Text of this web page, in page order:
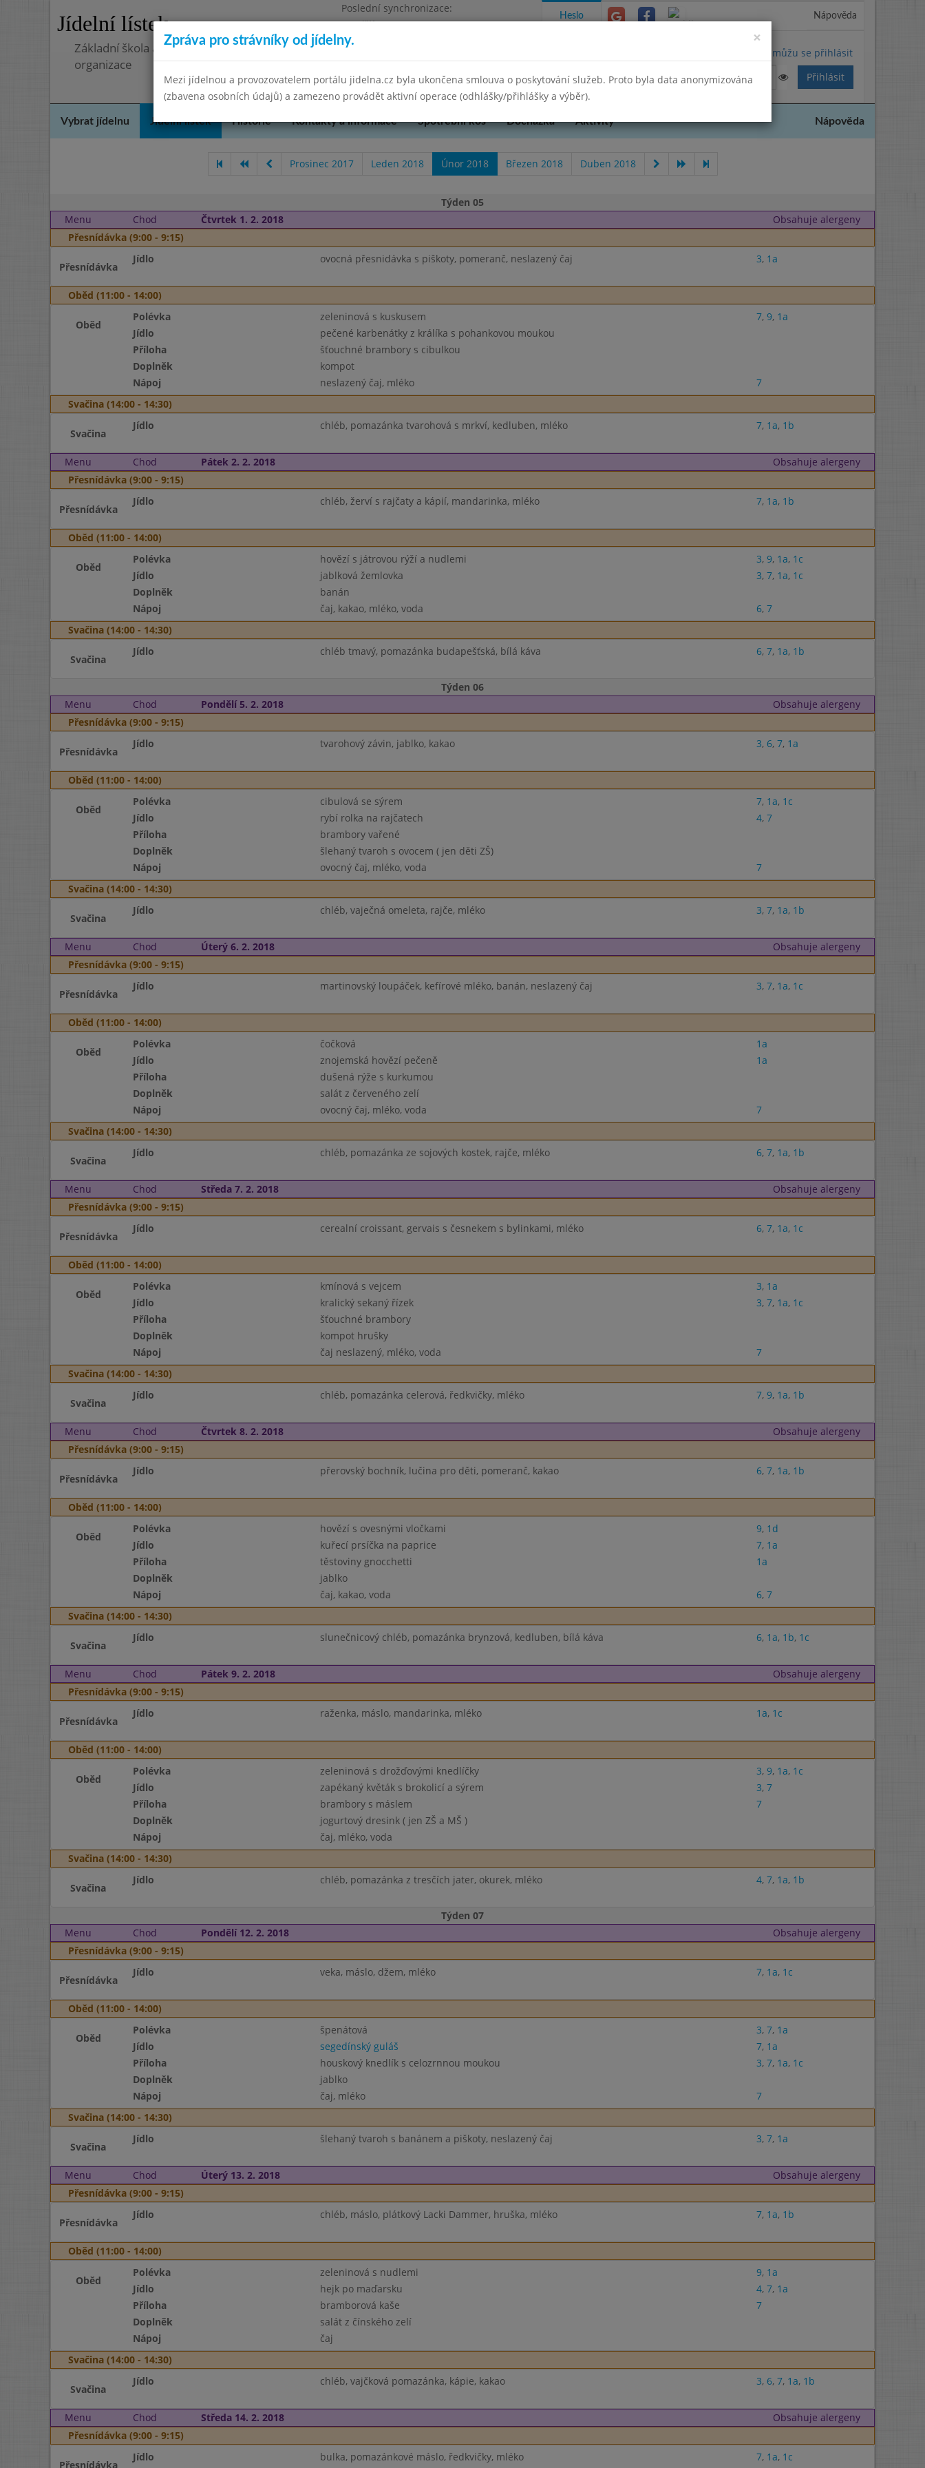
Jídelní lístek
Poslední synchronizace:
Pondělí 7.7.2025 9:58
Základní škola a mateřská škola, Pavlovice u Přerova, okres Přerov, příspěvková
organizace
Heslo Nápověda
Nemůžu se přihlásit
Vybrat jídelnu Jídelní lístek Historie Kontakty a informace Spotřební koš Docházka Aktivity Nápověda
Prosinec 2017 Leden 2018 Únor 2018 Březen 2018 Duben 2018
Týden 05
Menu
Chod Čtvrtek 1. 2. 2018
Obsahuje alergeny
Přesnídávka (9:00 - 9:15)
Přesnídávka
Jídlo ovocná přesnidávka s piškoty, pomeranč, neslazený čaj 3, 1a
Oběd (11:00 - 14:00)
Oběd
Polévka zeleninová s kuskusem 7, 9, 1a
Jídlo
pečené karbenátky z králíka s pohankovou moukou
Příloha
šťouchné brambory s cibulkou
Doplněk
kompot
Nápoj
neslazený čaj, mléko
7
Svačina (14:00 - 14:30)
Svačina
Jídlo chléb, pomazánka tvarohová s mrkví, kedluben, mléko 7, 1a, 1b
Menu Chod Pátek 2. 2. 2018
Obsahuje alergeny
Přesnídávka (9:00 - 9:15)
Přesnídávka
Jídlo chléb, žerví s rajčaty a kápií, mandarinka, mléko 7, 1a, 1b
Oběd (11:00 - 14:00)
Oběd
Polévka hovězí s játrovou rýží a nudlemi 3, 9, 1a, 1c
Jídlo
jablková žemlovka 3, 7, 1a, 1c
Doplněk
banán
Nápoj
čaj, kakao, mléko, voda 6, 7
Svačina (14:00 - 14:30)
Svačina
Jídlo chléb tmavý, pomazánka budapešťská, bílá káva 6, 7, 1a, 1b
Týden 06
Menu
Chod Pondělí 5. 2. 2018
Obsahuje alergeny
Přesnídávka (9:00 - 9:15)
Přesnídávka
Jídlo tvarohový závin, jablko, kakao 3, 6, 7, 1a
Oběd (11:00 - 14:00)
Oběd
Polévka cibulová se sýrem 7, 1a, 1c
Jídlo
rybí rolka na rajčatech 4, 7
Příloha
brambory vařené
Doplněk
šlehaný tvaroh s ovocem ( jen děti ZŠ)
Nápoj
ovocný čaj, mléko, voda
7
Svačina (14:00 - 14:30)
Svačina
Jídlo chléb, vaječná omeleta, rajče, mléko 3, 7, 1a, 1b
Menu Chod Úterý 6. 2. 2018
Obsahuje alergeny
Přesnídávka (9:00 - 9:15)
Přesnídávka
Jídlo martinovský loupáček, kefírové mléko, banán, neslazený čaj 3, 7, 1a, 1c
Oběd (11:00 - 14:00)
Oběd
Polévka čočková
1a
Jídlo
znojemská hovězí pečeně
1a
Příloha
dušená rýže s kurkumou
Doplněk
salát z červeného zelí
Nápoj
ovocný čaj, mléko, voda
7
Svačina (14:00 - 14:30)
Svačina
Jídlo chléb, pomazánka ze sojových kostek, rajče, mléko 6, 7, 1a, 1b
Menu Chod Středa 7. 2. 2018
Obsahuje alergeny
Přesnídávka (9:00 - 9:15)
Přesnídávka
Jídlo cerealní croissant, gervais s česnekem s bylinkami, mléko 6, 7, 1a, 1c
Oběd (11:00 - 14:00)
Oběd
Polévka kmínová s vejcem 3, 1a
Jídlo
kralický sekaný řízek 3, 7, 1a, 1c
Příloha
šťouchné brambory
Doplněk
kompot hrušky
Nápoj
čaj neslazený, mléko, voda
7
Svačina (14:00 - 14:30)
Svačina
Jídlo chléb, pomazánka celerová, ředkvičky, mléko 7, 9, 1a, 1b
Menu Chod Čtvrtek 8. 2. 2018
Obsahuje alergeny
Přesnídávka (9:00 - 9:15)
Přesnídávka
Jídlo přerovský bochník, lučina pro děti, pomeranč, kakao 6, 7, 1a, 1b
Oběd (11:00 - 14:00)
Oběd
Polévka hovězí s ovesnými vločkami 9, 1d
Jídlo
kuřecí prsíčka na paprice 7, 1a
Příloha
těstoviny gnocchetti
1a
Doplněk
jablko
Nápoj
čaj, kakao, voda 6, 7
Svačina (14:00 - 14:30)
Svačina
Jídlo slunečnicový chléb, pomazánka brynzová, kedluben, bílá káva 6, 1a, 1b, 1c
Menu Chod Pátek 9. 2. 2018
Obsahuje alergeny
Přesnídávka (9:00 - 9:15)
Přesnídávka
Jídlo raženka, máslo, mandarinka, mléko 1a, 1c
Oběd (11:00 - 14:00)
Oběd
Polévka zeleninová s drožďovými knedlíčky 3, 9, 1a, 1c
Jídlo
zapékaný květák s brokolicí a sýrem 3, 7
Příloha
brambory s máslem
7
Doplněk
jogurtový dresink ( jen ZŠ a MŠ )
Nápoj
čaj, mléko, voda
Svačina (14:00 - 14:30)
Svačina
Jídlo chléb, pomazánka z tresčích jater, okurek, mléko 4, 7, 1a, 1b
Týden 07
Menu
Chod Pondělí 12. 2. 2018
Obsahuje alergeny
Přesnídávka (9:00 - 9:15)
Přesnídávka
Jídlo veka, máslo, džem, mléko 7, 1a, 1c
Oběd (11:00 - 14:00)
Oběd
Polévka špenátová 3, 7, 1a
Jídlo
segedínský guláš 7, 1a
Příloha
houskový knedlík s celozrnnou moukou 3, 7, 1a, 1c
Doplněk
jablko
Nápoj
čaj, mléko
7
Svačina (14:00 - 14:30)
Svačina
Jídlo šlehaný tvaroh s banánem a piškoty, neslazený čaj 3, 7, 1a
Menu Chod Úterý 13. 2. 2018
Obsahuje alergeny
Přesnídávka (9:00 - 9:15)
Přesnídávka
Jídlo chléb, máslo, plátkový Lacki Dammer, hruška, mléko 7, 1a, 1b
Oběd (11:00 - 14:00)
Oběd
Polévka zeleninová s nudlemi 9, 1a
Jídlo
hejk po maďarsku 4, 7, 1a
Příloha
bramborová kaše
7
Doplněk
salát z čínského zelí
Nápoj
čaj
Svačina (14:00 - 14:30)
Svačina
Jídlo chléb, vajčková pomazánka, kápie, kakao 3, 6, 7, 1a, 1b
Menu Chod Středa 14. 2. 2018
Obsahuje alergeny
Přesnídávka (9:00 - 9:15)
Přesnídávka
Jídlo bulka, pomazánkové máslo, ředkvičky, mléko 7, 1a, 1c
×
Zpráva pro strávníky od jídelny.
Mezi jídelnou a provozovatelem portálu jidelna.cz byla ukončena smlouva o poskytování služeb. Proto byla data anonymizována
(zbavena osobních údajů) a zamezeno provádět aktivní operace (odhlášky/přihlášky a výběr).